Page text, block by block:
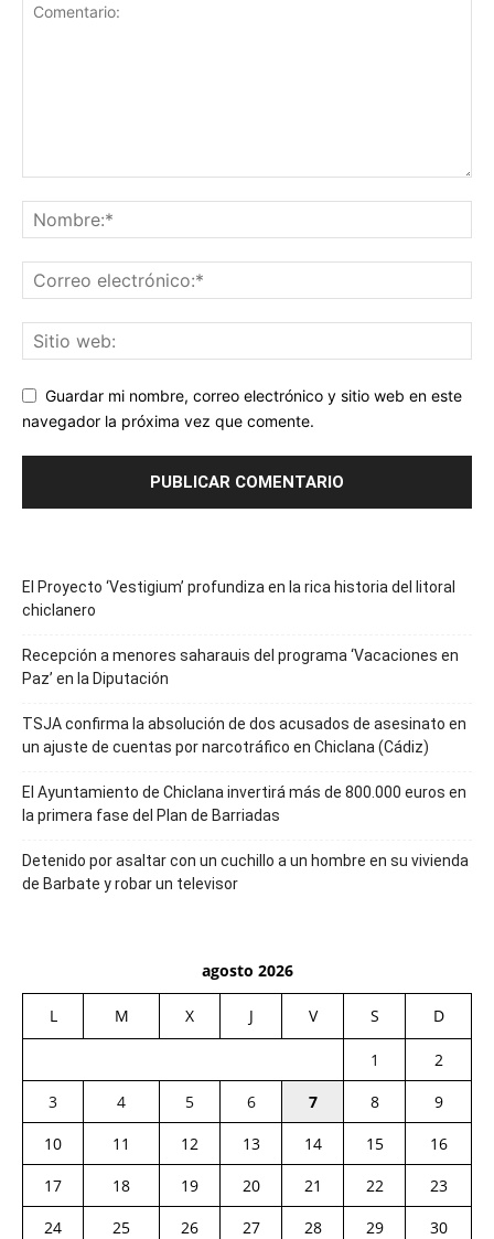
Guardar mi nombre, correo electrónico y sitio web en este
navegador la próxima vez que comente.
El Proyecto ‘Vestigium’ profundiza en la rica historia del litoral
chiclanero
Recepción a menores saharauis del programa ‘Vacaciones en
Paz’ en la Diputación
TSJA confirma la absolución de dos acusados de asesinato en
un ajuste de cuentas por narcotráfico en Chiclana (Cádiz)
El Ayuntamiento de Chiclana invertirá más de 800.000 euros en
la primera fase del Plan de Barriadas
Detenido por asaltar con un cuchillo a un hombre en su vivienda
de Barbate y robar un televisor
agosto 2026
L M X J V S D
1
2
3
4 5 6 7 8
9
10
11 12 13 14 15
16
17
18 19 20 21 22
23
24
25 26 27 28 29
30